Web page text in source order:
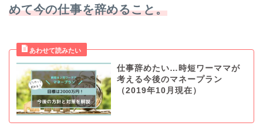
めて今の仕事を辞めること。
仕事辞めたい…時短ワーママが
考える今後のマネープラン
（2019年10月現在）